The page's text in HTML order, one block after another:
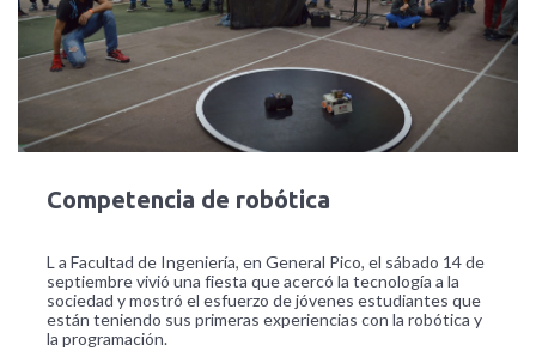
Competencia de robótica
L a Facultad de Ingeniería, en General Pico, el sábado 14 de
septiembre vivió una fiesta que acercó la tecnología a la
sociedad y mostró el esfuerzo de jóvenes estudiantes que
están teniendo sus primeras experiencias con la robótica y
la programación.